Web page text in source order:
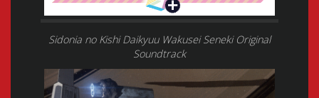
Sidonia no Kishi Daikyuu Wakusei Seneki Original
Soundtrack